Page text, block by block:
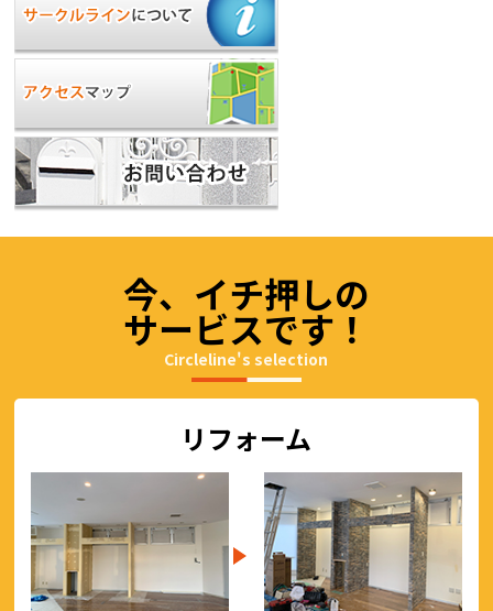
今、イチ押しの
サービスです！
Circleline's selection
リフォーム